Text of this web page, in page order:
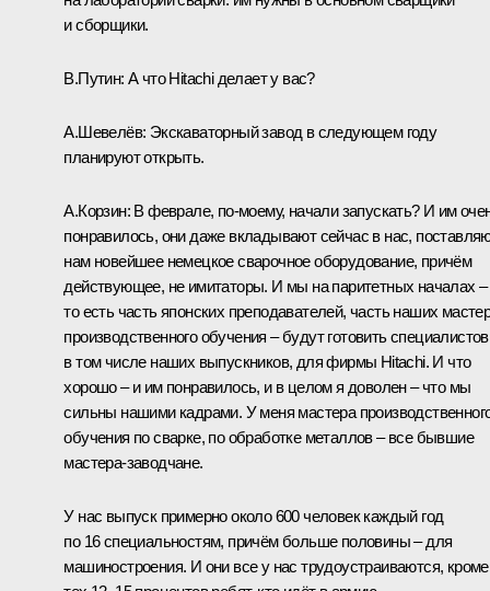
и сборщики.
В.Путин: А что Hitachi делает у вас?
А.Шевелёв: Экскаваторный завод в следующем году
планируют открыть.
А.Корзин: В феврале, по‑моему, начали запускать? И им
понравилось, они даже вкладывают сейчас в нас,
нам новейшее немецкое сварочное оборудование, причём
действующее, не имитаторы. И мы на паритетных началах –
то есть часть японских преподавателей, часть наших
производственного обучения – будут готовить
в том числе наших выпускников, для фирмы Hitachi. И что
хорошо – и им понравилось, и в целом я доволен – что мы
сильны нашими кадрами. У меня мастера
обучения по сварке, по обработке металлов – все бывшие
мастера-заводчане.
У нас выпуск примерно около 600 человек каждый год
по 16 специальностям, причём больше половины – для
машиностроения. И они все у нас трудоустраиваются, кроме